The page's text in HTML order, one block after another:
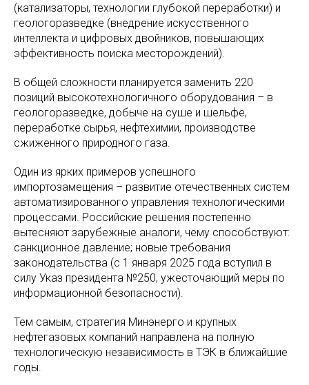
(катализаторы, технологии глубокой переработки) и
геологоразведке (внедрение искусственного
интеллекта и цифровых двойников, повышающих
эффективность поиска месторождений).
В общей сложности планируется заменить 220
позиций высокотехнологичного оборудования – в
геологоразведке, добыче на суше и шельфе,
переработке сырья, нефтехимии, производстве
сжиженного природного газа.
Один из ярких примеров успешного
импортозамещения – развитие отечественных систем
автоматизированного управления технологическими
процессами. Российские решения постепенно
вытесняют зарубежные аналоги, чему способствуют:
санкционное давление; новые требования
законодательства (с 1 января 2025 года вступил в
силу Указ президента №250, ужесточающий меры по
информационной безопасности).
Тем самым, стратегия Минэнерго и крупных
нефтегазовых компаний направлена на полную
технологическую независимость в ТЭК в ближайшие
годы.